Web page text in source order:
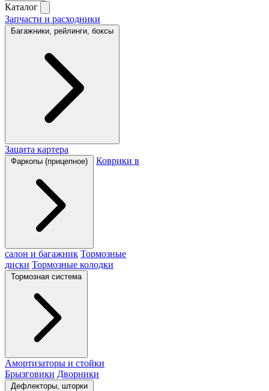
Каталог
Запчасти и расходники
Багажники, рейлинги, боксы
Защита картера
Фаркопы (прицепное) Коврики в
салон и багажник Тормозные
диски Тормозные колодки
Тормозная система
Амортизаторы и стойки
Брызговики Дворники
Дефлекторы, шторки